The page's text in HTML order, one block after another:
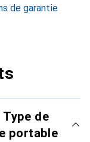
de garantie
de
portable